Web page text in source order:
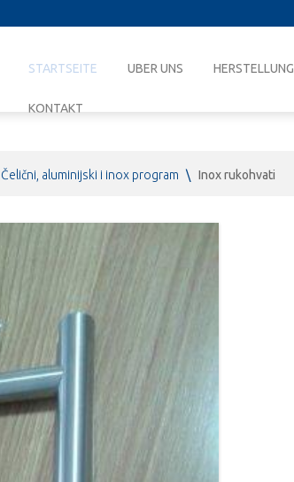
STARTSEITE UBER UNS HERSTELLUNG
KONTAKT
Čelični, aluminijski i inox program \ Inox rukohvati